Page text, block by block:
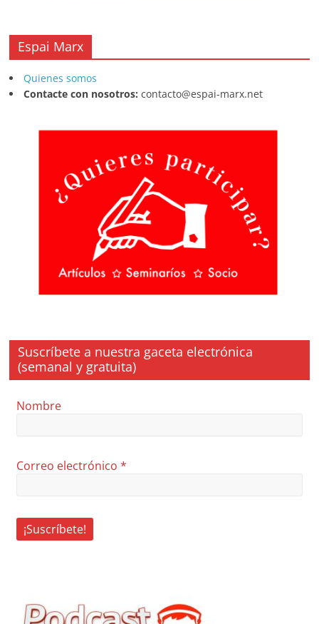
Espai Marx
Quienes somos
Contacte con nosotros: contacto@espai-marx.net
Suscríbete a nuestra gaceta electrónica
(semanal y gratuita)
Nombre
Correo electrónico*